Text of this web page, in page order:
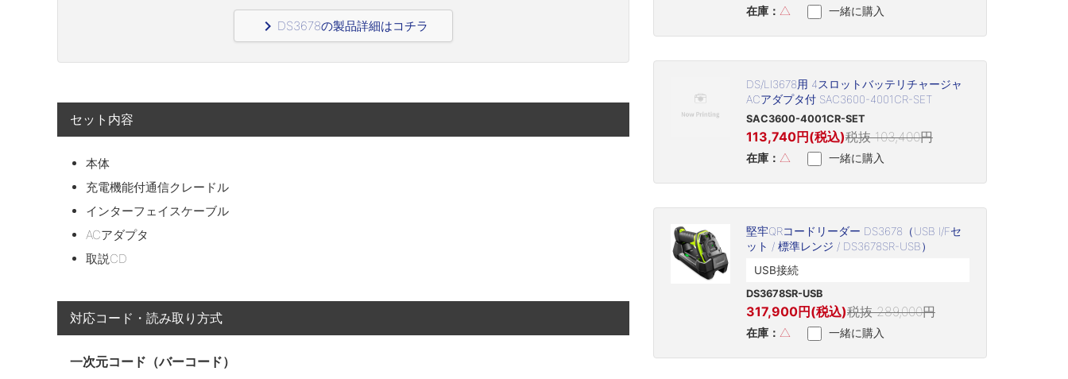
navigate_next DS3678の製品詳細はコチラ
セット内容
本体
充電機能付通信クレードル
インターフェイスケーブル
ACアダプタ
取説CD
対応コード・読み取り方式
一次元コード（バーコード）
在庫： △ 一緒に購入
DS/LI3678用 4スロットバッテリチャージャ
ACアダプタ付 SAC3600-4001CR-SET
SAC3600-4001CR-SET
113,740円(税込)税抜 103,400円
在庫： △ 一緒に購入
堅牢QRコードリーダー DS3678（USB I/Fセ
ット / 標準レンジ / DS3678SR-USB）
USB接続
DS3678SR-USB
317,900円(税込)税抜 289,000円
在庫： △ 一緒に購入